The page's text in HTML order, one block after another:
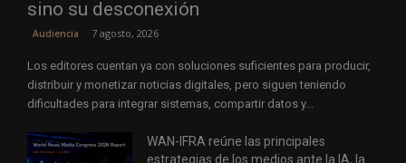
sino su desconexión
Audiencia 7 agosto, 2026
Los editores cuentan ya con soluciones suficientes para producir,
distribuir y monetizar noticias digitales, pero siguen teniendo
dificultades para integrar sistemas, compartir datos y...
WAN-IFRA reúne las principales
estrategias de los medios ante la IA, la